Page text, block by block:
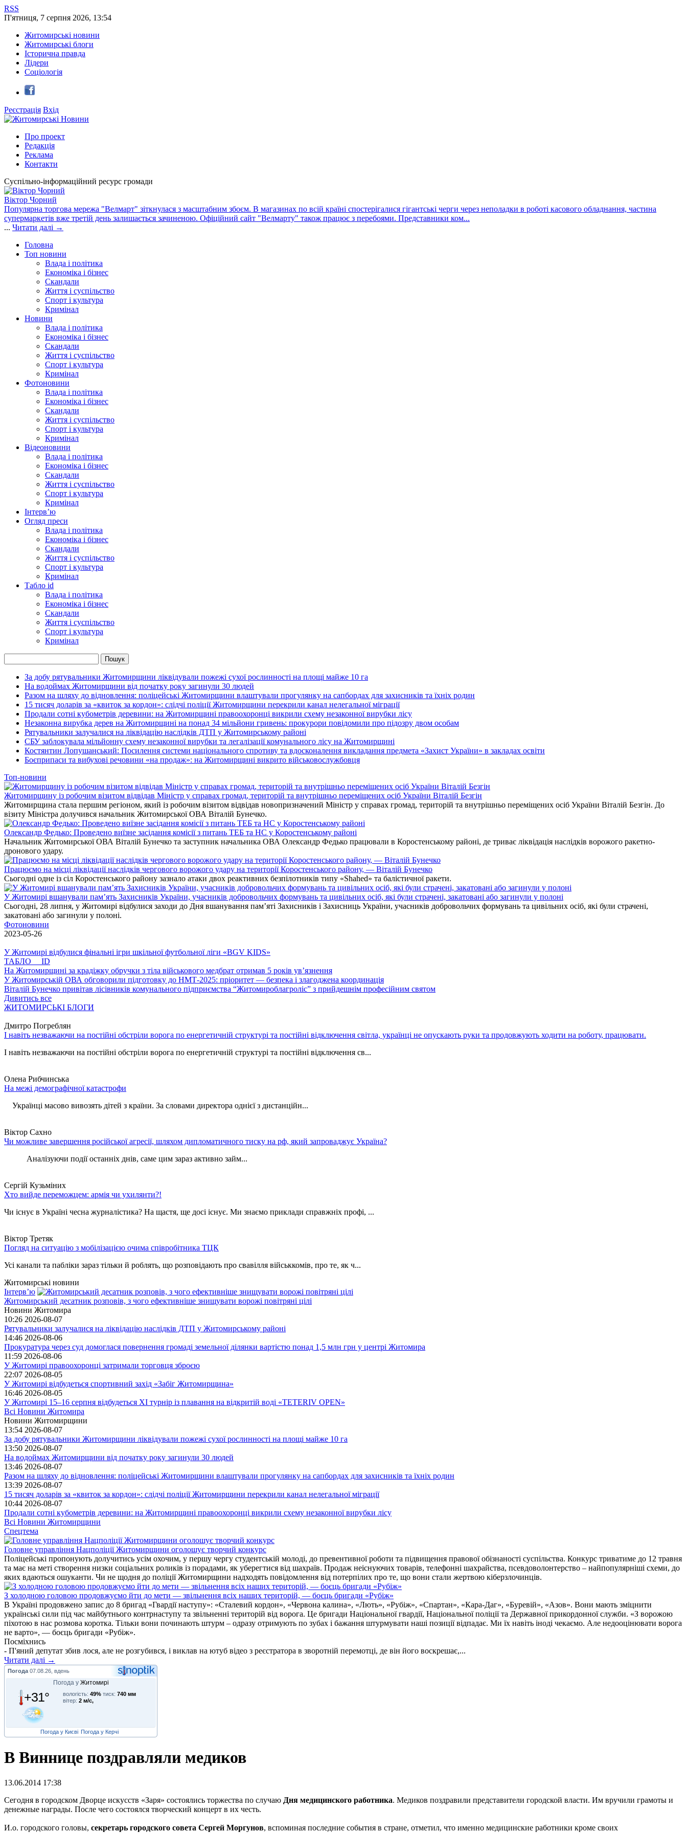
RSS
П'ятниця, 7 серпня 2026, 13:54
Житомирські новини
Житомирські блоги
Історична правда
Лідери
Соціологія
Реєстрація Вхід
Про проект
Редакція
Реклама
Контакти
Суспільно-інформаційний ресурс громади
Віктор Чорний
Популярна торгова мережа "Велмарт" зіткнулася з масштабним збоєм. В магазинах по всій країні спостерігалися гігантські черги через неполадки в роботі касового обладнання, частина
супермаркетів вже третій день залишається зачиненою. Офіційний сайт "Велмарту" також працює з перебоями. Представники ком...
... Читати далі →
Головна
Топ новини
Влада і політика
Економіка і бізнес
Скандали
Життя і суспільство
Спорт і культура
Кримінал
Новини
Влада і політика
Економіка і бізнес
Скандали
Життя і суспільство
Спорт і культура
Кримінал
Фотоновини
Влада і політика
Економіка і бізнес
Скандали
Життя і суспільство
Спорт і культура
Кримінал
Відеоновини
Влада і політика
Економіка і бізнес
Скандали
Життя і суспільство
Спорт і культура
Кримінал
Інтерв’ю
Огляд преси
Влада і політика
Економіка і бізнес
Скандали
Життя і суспільство
Спорт і культура
Кримінал
Табло id
Влада і політика
Економіка і бізнес
Скандали
Життя і суспільство
Спорт і культура
Кримінал
За добу рятувальники Житомирщини ліквідували пожежі сухої рослинності на площі майже 10 га
На водоймах Житомирщини від початку року загинули 30 людей
Разом на шляху до відновлення: поліцейські Житомирщини влаштували прогулянку на сапбордах для захисників та їхніх родин
15 тисяч доларів за «квиток за кордон»: слідчі поліції Житомирщини перекрили канал нелегальної міграції
Продали сотні кубометрів деревини: на Житомирщині правоохоронці викрили схему незаконної вирубки лісу
Незаконна вирубка дерев на Житомирщині на понад 34 мільйони гривень: прокурори повідомили про підозру двом особам
Рятувальники залучалися на ліквідацію наслідків ДТП у Житомирському районі
СБУ заблокувала мільйонну схему незаконної вирубки та легалізації комунального лісу на Житомирщині
Костянтин Лопушанський: Посилення системи національного спротиву та вдосконалення викладання предмета «Захист України» в закладах освіти
Боєприпаси та вибухові речовини «на продаж»: на Житомирщині викрито військовослужбовця
Топ-новини
Житомирщину із робочим візитом відвідав Міністр у справах громад, територій та внутрішньо переміщених осіб України Віталій Безгін
Житомирщина стала першим регіоном, який із робочим візитом відвідав новопризначений Міністр у справах громад, територій та внутрішньо переміщених осіб України Віталій Безгін. До
візиту Міністра долучився начальник Житомирської ОВА Віталій Бунечко.
Олександр Федько: Проведено виїзне засідання комісії з питань ТЕБ та НС у Коростенському районі
Начальник Житомирської ОВА Віталій Бунечко та заступник начальника ОВА Олександр Федько працювали в Коростенському районі, де триває ліквідація наслідків ворожого ракетно-
дронового удару.
Працюємо на місці ліквідації наслідків чергового ворожого удару на території Коростенського району, — Віталій Бунечко
Сьогодні одне із сіл Коростенського району зазнало атаки двох реактивних безпілотників типу «Shahed» та балістичної ракети.
У Житомирі вшанували пам’ять Захисників України, учасників добровольчих формувань та цивільних осіб, які були страчені, закатовані або загинули у полоні
Сьогодні, 28 липня, у Житомирі відбулися заходи до Дня вшанування пам’яті Захисників і Захисниць України, учасників добровольчих формувань та цивільних осіб, які були страчені,
закатовані або загинули у полоні.
Фотоновини
2023-05-26
У Житомирі відбулися фінальні ігри шкільної футбольної ліги «BGV KIDS»
ТАБЛО ID
На Житомирщині за крадіжку обручки з тіла військового медбрат отримав 5 років ув’язнення
У Житомирській ОВА обговорили підготовку до НМТ-2025: пріоритет — безпека і злагоджена координація
Віталій Бунечко привітав лісівників комунального підприємства “Житомироблагроліс” з прийдешнім професійним святом
Дивитись все
ЖИТОМИРСЬКІ БЛОГИ
Дмитро Погреблян
І навіть незважаючи на постійні обстріли ворога по енергетичній структурі та постійні відключення світла, українці не опускають руки та продовжують ходити на роботу, працювати.
І навіть незважаючи на постійні обстріли ворога по енергетичній структурі та постійні відключення св...
Олена Рибчинська
На межі демографічної катастрофи
Українці масово вивозять дітей з країни. За словами директора однієї з дистанційн...
Віктор Сахно
Чи можливе завершення російської агресії, шляхом дипломатичного тиску на рф, який запроваджує Україна?
Аналізуючи події останніх днів, саме цим зараз активно займ...
Сергій Кузьміних
Хто вийде переможцем: армія чи ухилянти?!
Чи існує в Україні чесна журналістика? На щастя, ще досі існує. Ми знаємо приклади справжніх профі, ...
Віктор Третяк
Погляд на ситуацію з мобілізацією очима співробітника ТЦК
Усі канали та пабліки зараз тільки й роблять, що розповідають про свавілля військкомів, про те, як ч...
Житомирські новини
Інтерв’ю
Житомирський десатник розповів, з чого ефективніше знищувати ворожі повітряні цілі
Новини Житомира
10:26 2026-08-07
Рятувальники залучалися на ліквідацію наслідків ДТП у Житомирському районі
14:46 2026-08-06
Прокуратура через суд домоглася повернення громаді земельної ділянки вартістю понад 1,5 млн грн у центрі Житомира
11:59 2026-08-06
У Житомирі правоохоронці затримали торговця зброєю
22:07 2026-08-05
У Житомирі відбудеться спортивний захід «Забіг Житомирщина»
16:46 2026-08-05
У Житомирі 15–16 серпня відбудеться XI турнір із плавання на відкритій воді «TETERIV OPEN»
Всі Новини Житомира
Новини Житомирщини
13:54 2026-08-07
За добу рятувальники Житомирщини ліквідували пожежі сухої рослинності на площі майже 10 га
13:50 2026-08-07
На водоймах Житомирщини від початку року загинули 30 людей
13:46 2026-08-07
Разом на шляху до відновлення: поліцейські Житомирщини влаштували прогулянку на сапбордах для захисників та їхніх родин
13:39 2026-08-07
15 тисяч доларів за «квиток за кордон»: слідчі поліції Житомирщини перекрили канал нелегальної міграції
10:44 2026-08-07
Продали сотні кубометрів деревини: на Житомирщині правоохоронці викрили схему незаконної вирубки лісу
Всі Новини Житомирщини
Спецтема
Головне управління Нацполіції Житомирщини оголошує творчий конкурс
Поліцейські пропонують долучитись усім охочим, у першу чергу студентській молоді, до превентивної роботи та підвищення правової обізнаності суспільства. Конкурс триватиме до 12 травня
та має на меті створення низки соціальних роликів із порадами, як уберегтися від шахраїв. Продаж неіснуючих товарів, телефонні шахрайства, псевдоволонтерство – найпопулярніші схеми, до
яких вдаються ошуканти. Чи не щодня до поліції Житомирщини надходять повідомлення від потерпілих про те, що вони стали жертвою кіберзлочинців.
З холодною головою продовжуємо йти до мети — звільнення всіх наших територій, — боєць бригади «Рубіж»
В Україні продовжено запис до 8 бригад «Гвардії наступу»: «Сталевий кордон», «Червона калина», «Лють», «Рубіж», «Спартан», «Кара-Даг», «Буревій», «Азов». Вони мають зміцнити
українські сили під час майбутнього контрнаступу та звільненні територій від ворога. Це бригади Національної гвардії, Національної поліції та Державної прикордонної служби. «З ворожою
піхотою в нас розмова коротка. Тільки вони починають штурм – одразу отримують по зубах і бажання штурмувати наші позиції відпадає. Ми їх навіть іноді чекаємо. Але недооцінювати ворога
не варто», — боєць бригади «Рубіж».
Посміхнись
- П'яний депутат збив лося, але не розгубився, і виклав на ютуб відео з реєстратора в зворотній перемотці, де він його воскрешає,...
Читати далі →
Погода 07.08.26, вдень
Погода у Житомирі
+31° вологість: 49% тиск: 740 мм
вітер: 2 м/с,
Погода у Києві Погода у Керчі
В Виннице поздравляли медиков
13.06.2014 17:38
Сегодня в городском Дворце искусств «Заря» состоялись торжества по случаю Дня медицинского работника. Медиков поздравили представители городской власти. Им вручили грамоты и
денежные награды. После чего состоялся творческий концерт в их честь.
И.о. городского головы, секретарь городского совета Сергей Моргунов, вспоминая последние события в стране, отметил, что именно медицинские работники кроме своих